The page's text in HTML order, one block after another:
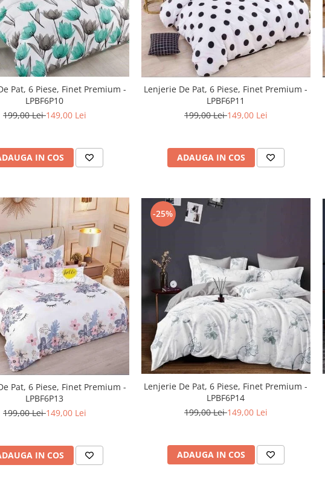
Pat, 6 Piese, Finet Premium -
LPBF6P10
199,00 Lei149,00 Lei
IN COS
Lenjerie De Pat, 6 Piese, Finet Premium -
LPBF6P11
199,00 Lei149,00 Lei
ADAUGA IN COS
Pat, 6 Piese, Finet Premium -
LPBF6P13
199,00 Lei149,00 Lei
IN COS
-25%
Lenjerie De Pat, 6 Piese, Finet Premium -
LPBF6P14
199,00 Lei149,00 Lei
ADAUGA IN COS